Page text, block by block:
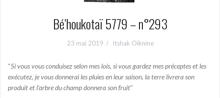
Bé’houkotaï 5779 – n°293
23 mai 2019 Itshak Oiknine
“Si vous vous conduisez selon mes lois, si vous gardez mes préceptes et les
exécutez, je vous donnerai les pluies en leur saison, la terre livrera son
produit et l’arbre du champ donnera son fruit“